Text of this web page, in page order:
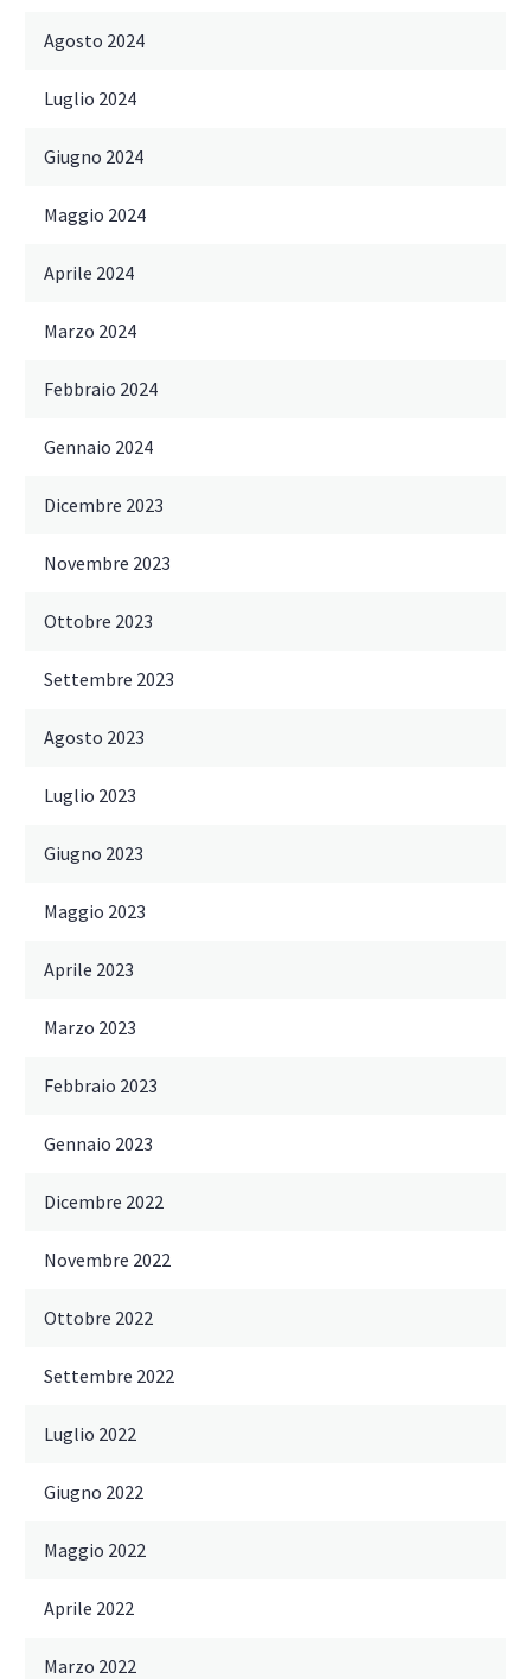
Agosto 2024
Luglio 2024
Giugno 2024
Maggio 2024
Aprile 2024
Marzo 2024
Febbraio 2024
Gennaio 2024
Dicembre 2023
Novembre 2023
Ottobre 2023
Settembre 2023
Agosto 2023
Luglio 2023
Giugno 2023
Maggio 2023
Aprile 2023
Marzo 2023
Febbraio 2023
Gennaio 2023
Dicembre 2022
Novembre 2022
Ottobre 2022
Settembre 2022
Luglio 2022
Giugno 2022
Maggio 2022
Aprile 2022
Marzo 2022